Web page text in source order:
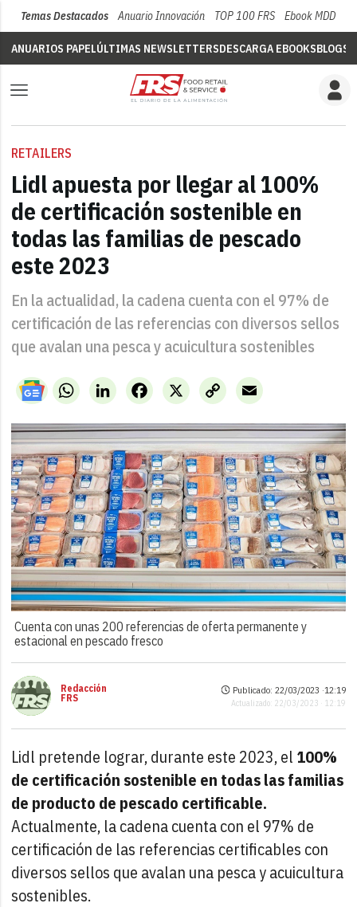
Temas Destacados Anuario Innovación TOP 100 FRS Ebook MDD
ANUARIOS PAPELÚLTIMAS NEWSLETTERSDESCARGA EBOOKSBLOGS
RETAILERS
Lidl apuesta por llegar al 100%
de certificación sostenible en
todas las familias de pescado
este 2023
En la actualidad, la cadena cuenta con el 97% de
certificación de las referencias con diversos sellos
que avalan una pesca y acuicultura sostenibles
WhatsAppLinkedIn X
Facebook
Copy
Link
Email
Cuenta con unas 200 referencias de oferta permanente y
estacional en pescado fresco
Redacción
FRS
Publicado: 22/03/2023 ·12:19
Actualizado: 22/03/2023 · 12:19
Lidl pretende lograr, durante este 2023, el 100%
de certificación sostenible en todas las familias
de producto de pescado certificable.
Actualmente, la cadena cuenta con el 97% de
certificación de las referencias certificables con
diversos sellos que avalan una pesca y acuicultura
sostenibles.